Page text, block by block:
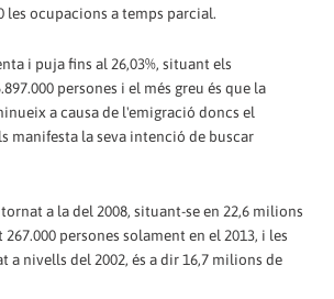
les ocupacions a temps parcial.
i puja fins al 26,03%, situant els
persones i el més greu és que la
a causa de l'emigració doncs el
manifesta la seva intenció de buscar
a la del 2008, situant-se en 22,6 milions
persones solament en el 2013, i les
a nivells del 2002, és a dir 16,7 milions de